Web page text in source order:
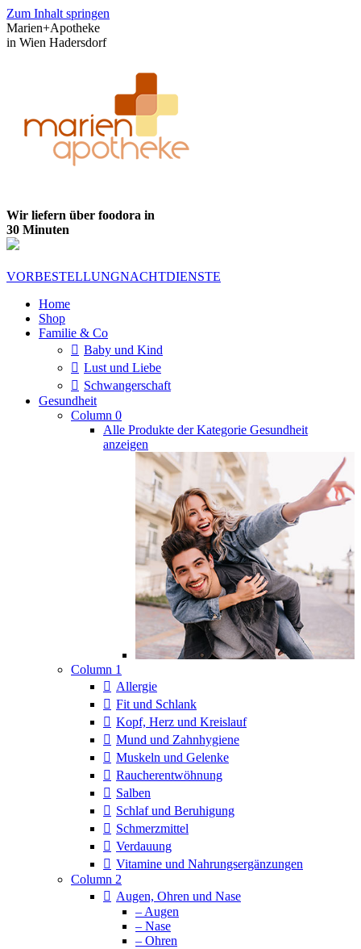
Zum Inhalt springen
Marien+Apotheke
in Wien Hadersdorf
Wir liefern über foodora in
30 Minuten
VORBESTELLUNGNACHTDIENSTE
Home
Shop
Familie & Co
Baby und Kind
Lust und Liebe
Schwangerschaft
Gesundheit
Column 0
Alle Produkte der Kategorie Gesundheit
anzeigen
Column 1
Allergie
Fit und Schlank
Kopf, Herz und Kreislauf
Mund und Zahnhygiene
Muskeln und Gelenke
Raucherentwöhnung
Salben
Schlaf und Beruhigung
Schmerzmittel
Verdauung
Vitamine und Nahrungsergänzungen
Column 2
Augen, Ohren und Nase
– Augen
– Nase
– Ohren